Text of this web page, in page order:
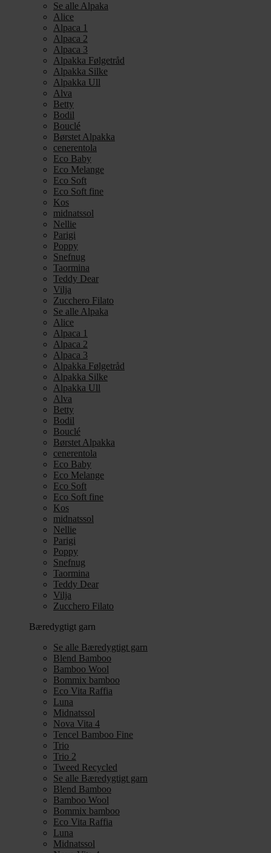
Se alle Alpaka
Alice
Alpaca 1
Alpaca 2
Alpaca 3
Alpakka Følgetråd
Alpakka Silke
Alpakka Ull
Alva
Betty
Bodil
Bouclé
Børstet Alpakka
cenerentola
Eco Baby
Eco Melange
Eco Soft
Eco Soft fine
Kos
midnatssol
Nellie
Parigi
Poppy
Snefnug
Taormina
Teddy Dear
Vilja
Zucchero Filato
Se alle Alpaka
Alice
Alpaca 1
Alpaca 2
Alpaca 3
Alpakka Følgetråd
Alpakka Silke
Alpakka Ull
Alva
Betty
Bodil
Bouclé
Børstet Alpakka
cenerentola
Eco Baby
Eco Melange
Eco Soft
Eco Soft fine
Kos
midnatssol
Nellie
Parigi
Poppy
Snefnug
Taormina
Teddy Dear
Vilja
Zucchero Filato
Bæredygtigt garn
Se alle Bæredygtigt garn
Blend Bamboo
Bamboo Wool
Bommix bamboo
Eco Vita Raffia
Luna
Midnatssol
Nova Vita 4
Tencel Bamboo Fine
Trio
Trio 2
Tweed Recycled
Se alle Bæredygtigt garn
Blend Bamboo
Bamboo Wool
Bommix bamboo
Eco Vita Raffia
Luna
Midnatssol